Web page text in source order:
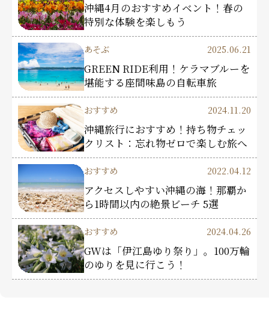
沖縄4月のおすすめイベント！春の
特別な体験を楽しもう
あそぶ 2025.06.21
GREEN RIDE利用！ケラマブルーを
堪能する座間味島の自転車旅
おすすめ 2024.11.20
沖縄旅行におすすめ！持ち物チェッ
クリスト：忘れ物ゼロで楽しむ旅へ
おすすめ 2022.04.12
アクセスしやすい沖縄の海！那覇か
ら1時間以内の絶景ビーチ 5選
おすすめ 2024.04.26
GWは「伊江島ゆり祭り」。100万輪
のゆりを見に行こう！